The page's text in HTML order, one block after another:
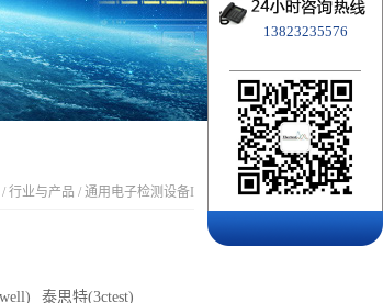
/ 行业与产品 / 通用电子检测设备I
泰思特(3ctest)
13823235576